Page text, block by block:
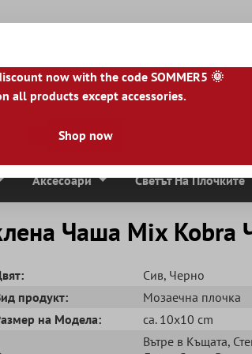
|PT |FI|GR| RO|NO|HU|BG|HR
Плочи От Естествен Камък
Аксесоари Светът На Плочките
Чаша Mix Kobra
Сив, Черно
продукт:
Mозаечна плочка
на Модела:
ca. 10x10 cm
Вътре в Къщата,
now with the code SOMMER5 🌞
all products except accessories.
Shop now